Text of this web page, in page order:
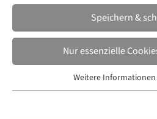
DO. 21 NOV. 2019|18:00–23:00
Musical Disruptions
STRONG by Salim Saab &
UNDERGROUND by Boiler
Speichern &
Nur essenzielle
Essenzielle Cookies werden für
Weitere Informationen